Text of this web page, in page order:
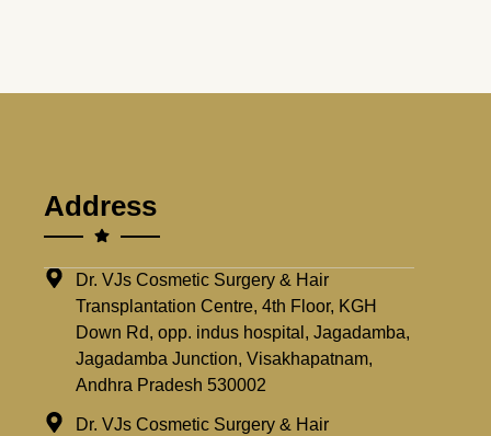
Address
Dr. VJs Cosmetic Surgery & Hair
Transplantation Centre, 4th Floor, KGH
Down Rd, opp. indus hospital, Jagadamba,
Jagadamba Junction, Visakhapatnam,
Andhra Pradesh 530002
Dr. VJs Cosmetic Surgery & Hair